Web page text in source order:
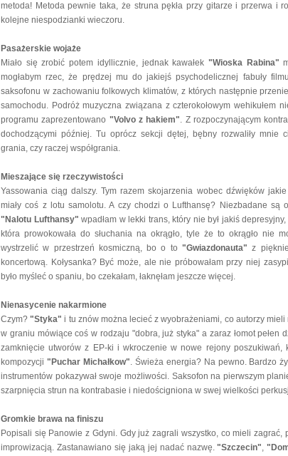
metoda! Metoda pewnie taka, że struna pękła przy gitarze i przerwa i
kolejne niespodzianki wieczoru.
Pasażerskie wojaże
Miało się zrobić potem idyllicznie, jednak kawałek "Wioska Rabina"
mogłabym rzec, że prędzej mu do jakiejś psychodelicznej fabuły
saksofonu w zachowaniu folkowych klimatów, z których następnie
samochodu. Podróż muzyczna związana z czterokołowym wehikułem
programu zaprezentowano "Volvo z hakiem". Z rozpoczynającym
dochodzącymi później. Tu oprócz sekcji dętej, bębny rozwaliły mnie
grania, czy raczej współgrania.
Mieszające się rzeczywistości
Yassowania ciąg dalszy. Tym razem skojarzenia wobec dźwięków
miały coś z lotu samolotu. A czy chodzi o Lufthansę? Niezbadane są
"Nalotu Lufthansy" wpadłam w lekki trans, który nie był jakiś
która prowokowała do słuchania na okrągło, tyle że to okrągło nie
wystrzelić w przestrzeń kosmiczną, bo o to "Gwiazdonauta" z
koncertową. Kołysanka? Być może, ale nie próbowałam przy niej
było myśleć o spaniu, bo czekałam, łaknęłam jeszcze więcej.
Nienasycenie nakarmione
Czym?"Styka" i tu znów można lecieć z wyobrażeniami, co autorzy
w graniu mówiące coś w rodzaju "dobra, już styka" a zaraz łomot pełen
zamknięcie utworów z EP-ki i wkroczenie w nowe rejony poszukiwań,
kompozycji "Puchar Michałkow". Świeża energia? Na pewno. Bardzo
instrumentów pokazywał swoje możliwości. Saksofon na pierwszym
szarpnięcia strun na kontrabasie i niedościgniona w swej wielkości
Gromkie brawa na finiszu
Popisali się Panowie z Gdyni. Gdy już zagrali wszystko, co mieli zagrać,
improwizacją. Zastanawiano się jaką jej nadać nazwę."Szczecin",